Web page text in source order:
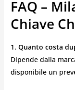
FAQ –
Chiave
1. Quanto costa
Dipende dalla
disponibile un